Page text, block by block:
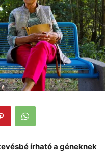
írható a géneknek